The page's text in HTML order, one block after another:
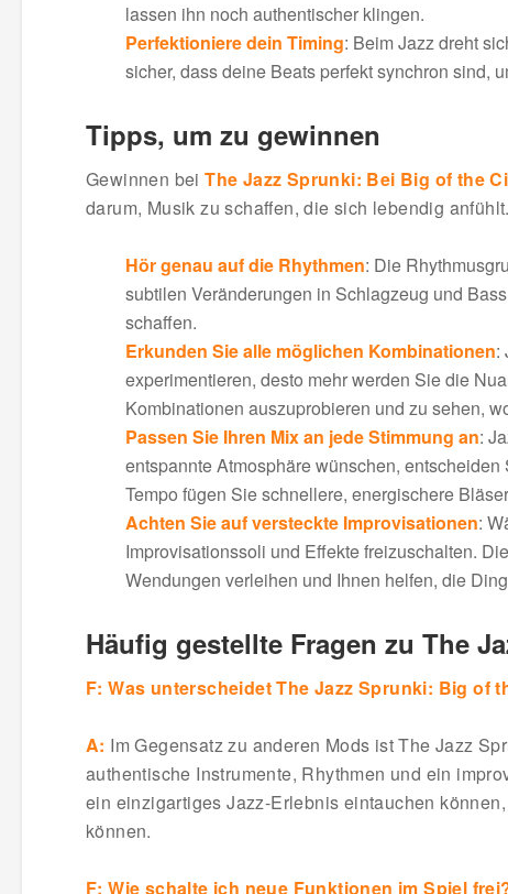
lassen ihn noch authentischer klingen.
Perfektioniere dein Timing: Beim Jazz dreht
sicher, dass deine Beats perfekt synchron sind,
Tipps, um zu gewinnen
Gewinnen beiThe Jazz Sprunki: Bei Big of the
darum, Musik zu schaffen, die sich lebendig
Hör genau auf die Rhythmen: Die
subtilen Veränderungen in Schlagzeug und
schaffen.
Erkunden Sie alle möglichen Kombinationen:
experimentieren, desto mehr werden Sie die
Kombinationen auszuprobieren und zu sehen,
Passen Sie Ihren Mix an jede Stimmung an:
entspannte Atmosphäre wünschen,
Tempo fügen Sie schnellere, energischere
Achten Sie auf versteckte Improvisationen:
Improvisationssoli und Effekte freizuschalten.
Wendungen verleihen und Ihnen helfen, die
Häufig gestellte Fragen zu The
F: Was unterscheidet The Jazz Sprunki: Big of
A: Im Gegensatz zu anderen Mods ist The Jazz
authentische Instrumente, Rhythmen und ein
ein einzigartiges Jazz-Erlebnis eintauchen
können.
F: Wie schalte ich neue Funktionen im Spiel